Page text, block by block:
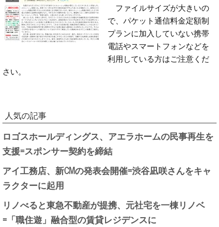
ファイルサイズが大きいの
で、パケット通信料金定額制
プランに加入していない携帯
電話やスマートフォンなどを
利用している方はご注意くだ
さい。
人気の記事
ロゴスホールディングス、アエラホームの民事再生を
支援=スポンサー契約を締結
アイ工務店、新CMの発表会開催=渋谷凪咲さんをキャ
ラクターに起用
リノべると東急不動産が提携、元社宅を一棟リノベ
=「職住遊」融合型の賃貸レジデンスに